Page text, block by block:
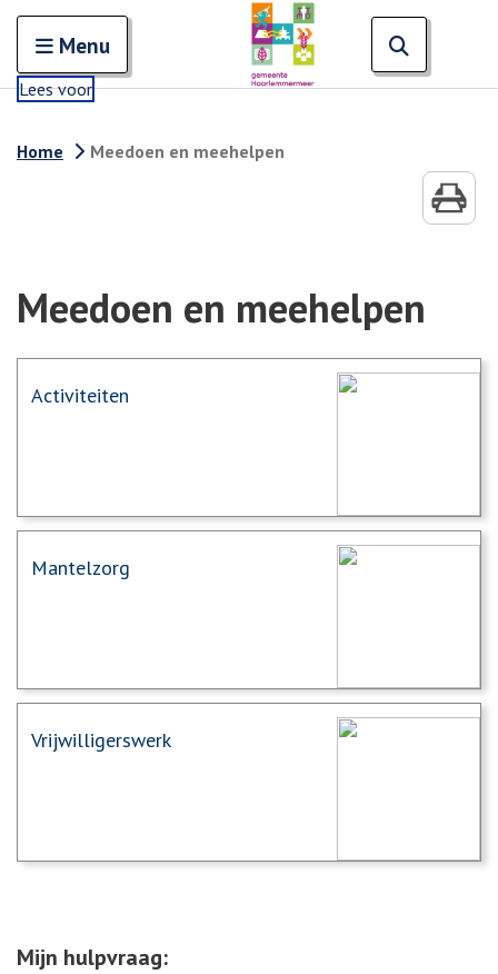
Open en sluit het
Menu
Lees voor
Home Meedoen en meehelpen
Meedoen en meehelpen
Activiteiten
Mantelzorg
Vrijwilligerswerk
Mijn hulpvraag: